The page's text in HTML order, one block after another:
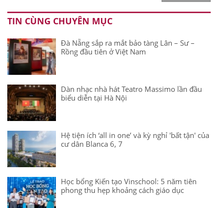
TIN CÙNG CHUYÊN MỤC
Đà Nẵng sắp ra mắt bảo tàng Lân – Sư –
Rồng đầu tiên ở Việt Nam
Dàn nhạc nhà hát Teatro Massimo lần đầu
biểu diễn tại Hà Nội
Hệ tiện ích ‘all in one’ và kỳ nghỉ 'bất tận' của
cư dân Blanca 6, 7
Học bổng Kiến tạo Vinschool: 5 năm tiên
phong thu hẹp khoảng cách giáo dục